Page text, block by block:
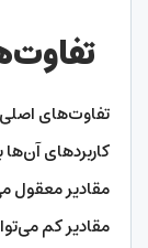
تفاوت‌های
کاربردهای
مقادیر معقول
مقادیر کم